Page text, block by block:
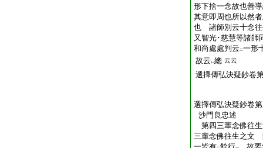
形下捨一念故也善
其意即周也所以然
也 諸師別云十念往
又智光･慈慧等諸師
和尚處處判云 二一形
故云 レ總 云云
選擇傳弘決疑鈔卷
選擇傳弘決疑鈔卷
沙門良忠述
第四三輩念佛往
三輩念佛往生之文